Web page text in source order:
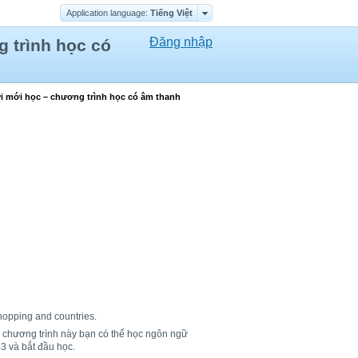
Application language: Tiếng Việt
trình học có Đăng nhập
mới học – chương trình học có âm thanh
and countries.
trình này bạn có thể học ngôn ngữ
và bắt đầu học.